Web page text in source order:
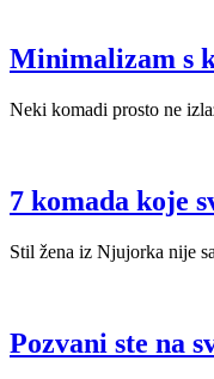
Minimalizam s
Neki komadi prosto ne
7 komada koje
Stil žena iz Njujorka nije
Pozvani ste na